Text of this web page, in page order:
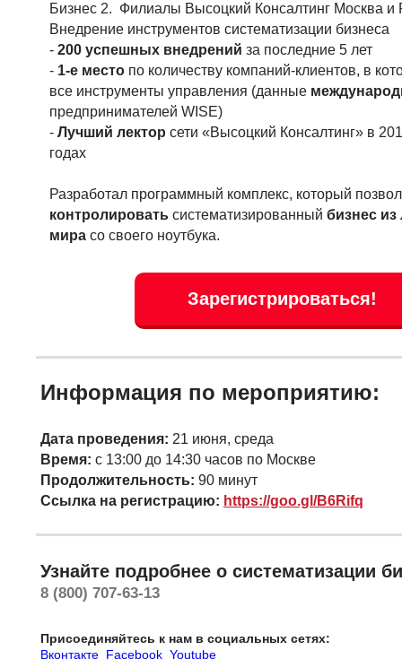
Бизнес 2. Филиалы Высоцкий Консалтинг Москва и
Внедрение инструментов систематизации бизнеса
- 200 успешных внедрений за последние 5 лет
- 1-е место по количеству компаний-клиентов, в
все инструменты управления (данные
предпринимателей WISE)
- Лучший лектор сети «Высоцкий Консалтинг» в
годах
Разработал программный комплекс, который
контролировать систематизированный бизнес из
мира со своего ноутбука.
Зарегистрироваться!
Информация по мероприятию:
Дата проведения: 21 июня, среда
Время: с 13:00 до 14:30 часов по Москве
Продолжительность: 90 минут
Ссылка на регистрацию: https://goo.gl/B6Rifq
Узнайте подробнее о систематизации
8 (800) 707-63-13
Присоединяйтесь к нам в социальных сетях:
Вконтакте Facebook Youtube